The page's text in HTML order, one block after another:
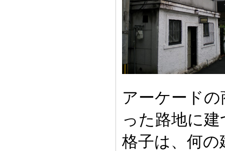
アーケード
った路地に
格子は、何